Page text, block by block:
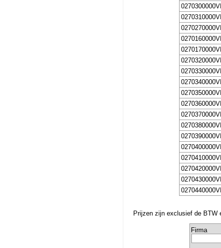
Prijzen zijn exclusief de BTW
Firma